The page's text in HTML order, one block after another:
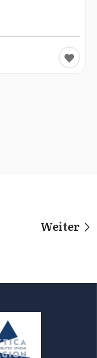
Weiter